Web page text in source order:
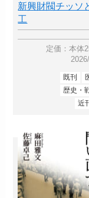
新興財閥チッソ
工
定価：本体
既刊
歴史・
近